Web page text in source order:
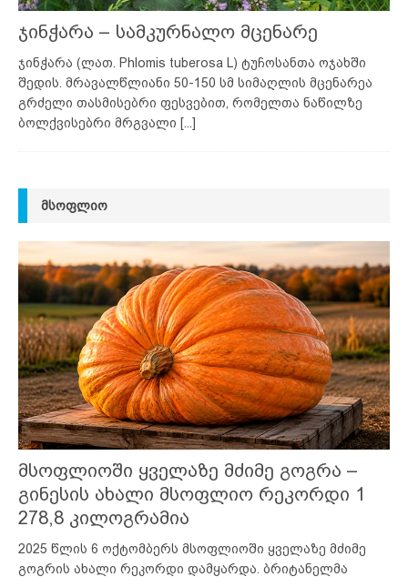
ჯინჭარა – სამკურნალო მცენარე
ჯინჭარა (ლათ. Phlomis tuberosa L) ტუჩოსანთა ოჯახში
შედის. მრავალწლიანი 50-150 სმ სიმაღლის მცენარეა
გრძელი თასმისებრი ფესვებით, რომელთა ნაწილზე
ბოლქვისებრი მრგვალი [...]
ᲛᲡᲝᲤᲚᲘᲝ
მსოფლიოში ყველაზე მძიმე გოგრა –
გინესის ახალი მსოფლიო რეკორდი 1
278,8 კილოგრამია
2025 წლის 6 ოქტომბერს მსოფლიოში ყველაზე მძიმე
გოგრის ახალი რეკორდი დამყარდა. ბრიტანელმა